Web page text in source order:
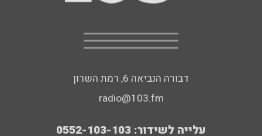
דבורה הנביאה 6, רמת השרון
radio@103.fm
עלייה לשידור: 0552-103-103